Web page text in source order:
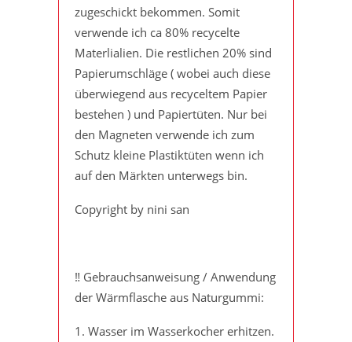
zugeschickt bekommen. Somit
verwende ich ca 80% recycelte
Materlialien. Die restlichen 20% sind
Papierumschläge ( wobei auch diese
überwiegend aus recyceltem Papier
bestehen ) und Papiertüten. Nur bei
den Magneten verwende ich zum
Schutz kleine Plastiktüten wenn ich
auf den Märkten unterwegs bin.
Copyright by nini san
‼️ Gebrauchsanweisung / Anwendung
der Wärmflasche aus Naturgummi:
1. Wasser im Wasserkocher erhitzen.